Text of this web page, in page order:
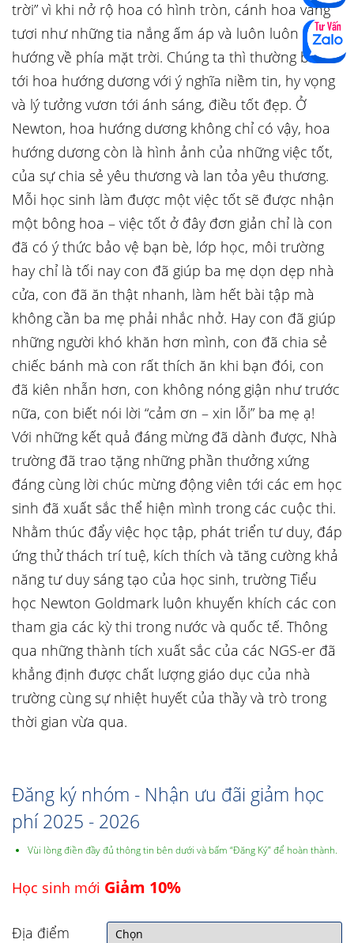
trời” vì khi nở rộ hoa có hình tròn, cánh hoa vàng
tươi như những tia nắng ấm áp và luôn luôn
hướng về phía mặt trời. Chúng ta thì thường biết
tới hoa hướng dương với ý nghĩa niềm tin, hy vọng
và lý tưởng vươn tới ánh sáng, điều tốt đẹp. Ở
Newton, hoa hướng dương không chỉ có vậy, hoa
hướng dương còn là hình ảnh của những việc tốt,
của sự chia sẻ yêu thương và lan tỏa yêu thương.
Mỗi học sinh làm được một việc tốt sẽ được nhận
một bông hoa – việc tốt ở đây đơn giản chỉ là con
đã có ý thức bảo vệ bạn bè, lớp học, môi trường
hay chỉ là tối nay con đã giúp ba mẹ dọn dẹp nhà
cửa, con đã ăn thật nhanh, làm hết bài tập mà
không cần ba mẹ phải nhắc nhở. Hay con đã giúp
những người khó khăn hơn mình, con đã chia sẻ
chiếc bánh mà con rất thích ăn khi bạn đói, con
đã kiên nhẫn hơn, con không nóng giận như trước
nữa, con biết nói lời “cảm ơn – xin lỗi” ba mẹ ạ!
Với những kết quả đáng mừng đã dành được, Nhà
trường đã trao tặng những phần thưởng xứng
đáng cùng lời chúc mừng động viên tới các em học
sinh đã xuất sắc thể hiện mình trong các cuộc thi.
Nhằm thúc đẩy việc học tập, phát triển tư duy, đáp
ứng thử thách trí tuệ, kích thích và tăng cường khả
năng tư duy sáng tạo của học sinh, trường Tiểu
học Newton Goldmark luôn khuyến khích các con
tham gia các kỳ thi trong nước và quốc tế. Thông
qua những thành tích xuất sắc của các NGS-er đã
khẳng định được chất lượng giáo dục của nhà
trường cùng sự nhiệt huyết của thầy và trò trong
thời gian vừa qua.
Đăng ký nhóm - Nhận ưu đãi giảm học
phí 2025 - 2026
Vùi lòng điền đầy đủ thông tin bên dưới và bấm “Đăng Ký” để hoàn thành.
Học sinh mới Giảm 10%
Địa điểm